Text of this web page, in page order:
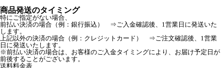
商品発送のタイミング
特にご指定がない場合、
前払い決済の場合（例：銀行振込） ⇒ご入金確認後、1営業日に発送いた
します。
上記以外の決済の場合（例：クレジットカード） ⇒ご注文確認後、1営業
日に発送いたします。
※前払い決済の場合は、お客様のご入金タイミングにより、お届け予定日が
前後することがございます。
送料料金表